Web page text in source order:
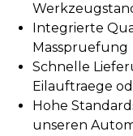
Integrierte
Masspruefung
Schnelle
Eilauftraege
Hohe
unseren